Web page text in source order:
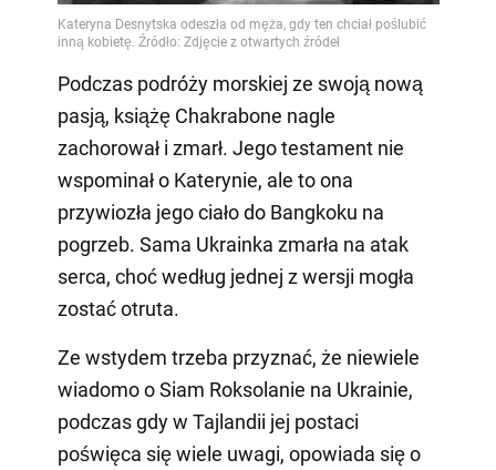
Podczas podróży morskiej ze swoją nową
pasją, książę Chakrabone nagle
zachorował i zmarł. Jego testament nie
wspominał o Katerynie, ale to ona
przywiozła jego ciało do Bangkoku na
pogrzeb. Sama Ukrainka zmarła na atak
serca, choć według jednej z wersji mogła
zostać otruta.
Ze wstydem trzeba przyznać, że niewiele
wiadomo o Siam Roksolanie na Ukrainie,
podczas gdy w Tajlandii jej postaci
poświęca się wiele uwagi, opowiada się o